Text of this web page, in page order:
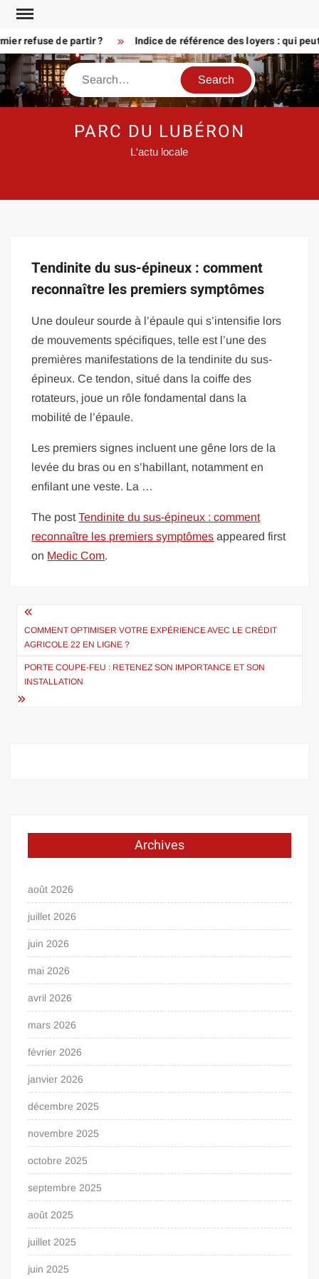
Skip
contentrefuse de partir ? Indice de référence des loyers : qui
Search
PARC DU LUBÉRON
L'actu locale
Tendinite du sus-épineux : comment
reconnaître les premiers symptômes
Une douleur sourde à l’épaule qui s’intensifie lors
de mouvements spécifiques, telle est l’une des
premières manifestations de la tendinite du sus-
épineux. Ce tendon, situé dans la coiffe des
rotateurs, joue un rôle fondamental dans la
mobilité de l’épaule.
Les premiers signes incluent une gêne lors de la
levée du bras ou en s’habillant, notamment en
enfilant une veste. La …
The postTendinite du sus-épineux : comment
reconnaître les premiers symptômes appeared first
on Medic Com.
Navigation
de
l’article
COMMENT OPTIMISER VOTRE EXPÉRIENCE AVEC LE CRÉDIT
AGRICOLE 22 EN LIGNE ?
PORTE COUPE-FEU : RETENEZ SON IMPORTANCE ET SON
INSTALLATION
Archives
août 2026
juillet 2026
juin 2026
mai 2026
avril 2026
mars 2026
février 2026
janvier 2026
décembre 2025
novembre 2025
octobre 2025
septembre 2025
août 2025
juillet 2025
juin 2025